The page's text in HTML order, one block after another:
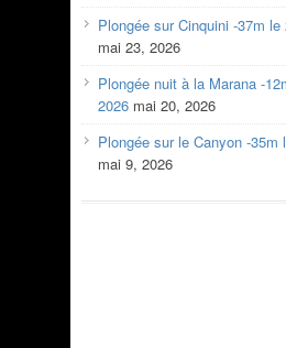
Plongée sur Cinquini -37m le
mai 23, 2026
Plongée nuit à la Marana -
2026 mai 20, 2026
Plongée sur le Canyon -35m
mai 9, 2026